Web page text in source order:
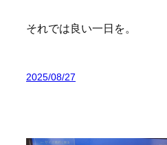
それでは良い一日を。
2025/08/27